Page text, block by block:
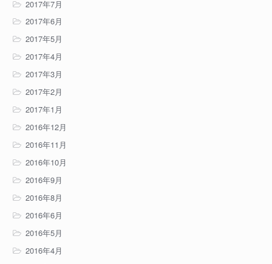
2017年7月
2017年6月
2017年5月
2017年4月
2017年3月
2017年2月
2017年1月
2016年12月
2016年11月
2016年10月
2016年9月
2016年8月
2016年6月
2016年5月
2016年4月